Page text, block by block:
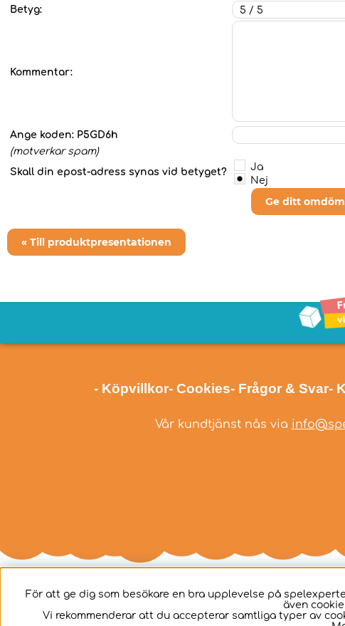
Betyg:
Kommentar:
Ange koden: P5GD6h
(motverkar spam)
Skall din epost-adress synas vid betyget?
Ja
Nej
Ge ditt
« Till produktpresentationen
- Köpvillkor- Cookies- Frågor & Svar-
Vår kundtjänst nås via
För att ge dig som besökare en bra upplevelse på
även
Vi rekommenderar att du accepterar samtliga typer av